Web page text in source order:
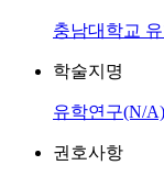
충남대학교
학술지명
유학연구(N/A)
권호사항